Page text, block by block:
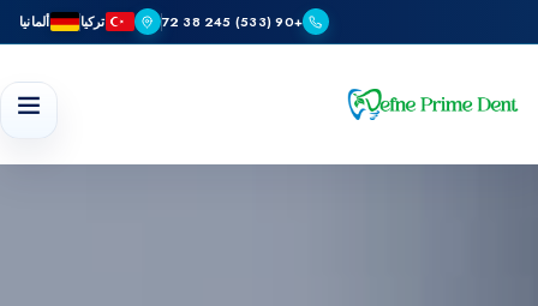
+90 (533) 245 38 72 تركيا ألمانيا